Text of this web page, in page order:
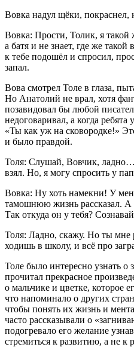
Вовка надул щёки, покраснел,
Вовка: Прости, Толик, я такой
а батя и не знает, где же такой
к тебе подошёл и спросил,
запал.
Вова смотрел Толе в глаза,
Но Анатолий не врал, хотя
позавидовал бы любой
недоговаривал, а когда
«Ты как уж на сковородке!»
и было правдой.
Толя: Слушай, Вовчик, ладно…
взял. Но, я могу спросить у
Вовка: Ну хоть намекни! У
тамошнюю жизнь рассказал.
Так откуда он у тебя?
Толя: Ладно, скажу. Но ты мне
ходишь в школу, и всё про
Толе было интересно узнать о
прочитал прекрасное
о мальчике и цветке, которое
что напоминало о других
чтобы понять их жизнь и
часто рассказывали о
подогревало его желание
стремиться к развитию, а не к